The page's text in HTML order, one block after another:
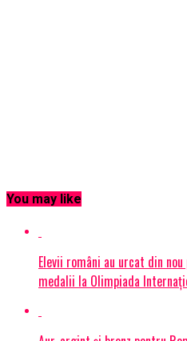
You may like
Elevii români au urcat din
medalii la Olimpiada